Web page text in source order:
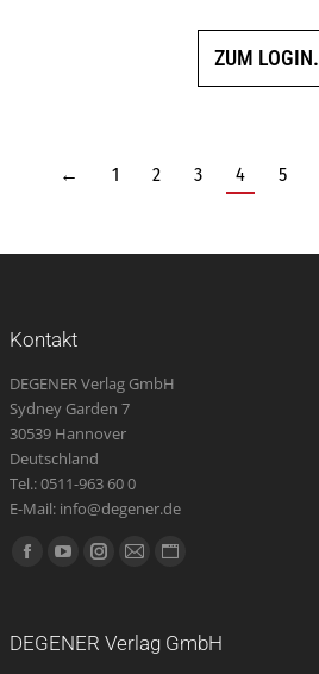
ZUM LOGIN.
← 1 2 3 4 5
Kontakt
DEGENER Verlag GmbH
Sydney Garden 7
30539 Hannover
Deutschland
Tel.: 0511-963 60 0
E-Mail: info@degener.de
Finden Sie uns auf:
FacebookYouTubeInstagram
E-
opens
Website
DEGENER Verlag GmbH